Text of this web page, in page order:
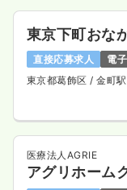
東京下町おな
直接応募求人
電
東京都葛飾区 / 金町
医療法人AGRIE
アグリホーム